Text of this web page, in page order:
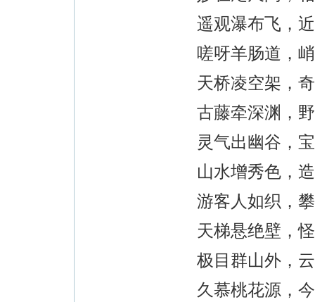
遥观瀑布飞，
嗟呀羊肠道，
天桥凌空架，
古藤牵深渊，
灵气出幽谷，
山水增秀色，
游客人如织，
天梯悬绝壁，
极目群山外，
久慕桃花源，